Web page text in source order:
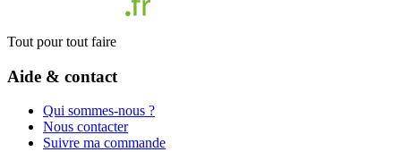
Tout pour tout faire
Aide & contact
Qui sommes-nous ?
Nous contacter
Suivre ma commande